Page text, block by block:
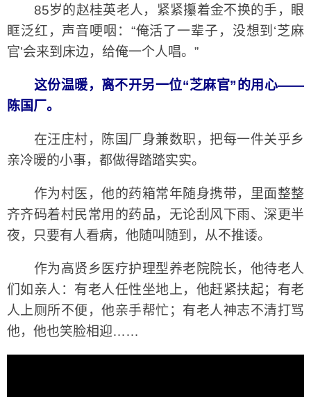
85岁的赵桂英老人，紧紧攥着金不换的手，眼
眶泛红，声音哽咽：“俺活了一辈子，没想到‘芝麻
官’会来到床边，给俺一个人唱。”
这份温暖，离不开另一位“芝麻官”的用心——
陈国厂。
在汪庄村，陈国厂身兼数职，把每一件关乎乡
亲冷暖的小事，都做得踏踏实实。
作为村医，他的药箱常年随身携带，里面整整
齐齐码着村民常用的药品，无论刮风下雨、深更半
夜，只要有人看病，他随叫随到，从不推诿。
作为高贤乡医疗护理型养老院院长，他待老人
们如亲人：有老人任性坐地上，他赶紧扶起；有老
人上厕所不便，他亲手帮忙；有老人神志不清打骂
他，他也笑脸相迎……